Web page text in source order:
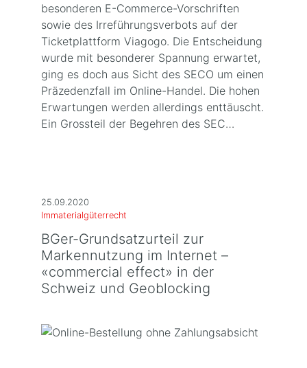
besonderen E-Commerce-Vorschriften
sowie des Irreführungsverbots auf der
Ticketplattform Viagogo. Die Entscheidung
wurde mit besonderer Spannung erwartet,
ging es doch aus Sicht des SECO um einen
Präzedenzfall im Online-Handel. Die hohen
Erwartungen werden allerdings enttäuscht.
Ein Grossteil der Begehren des SEC…
25.09.2020
Immaterialgüterrecht
BGer-Grundsatzurteil zur
Markennutzung im Internet –
«commercial effect» in der
Schweiz und Geoblocking